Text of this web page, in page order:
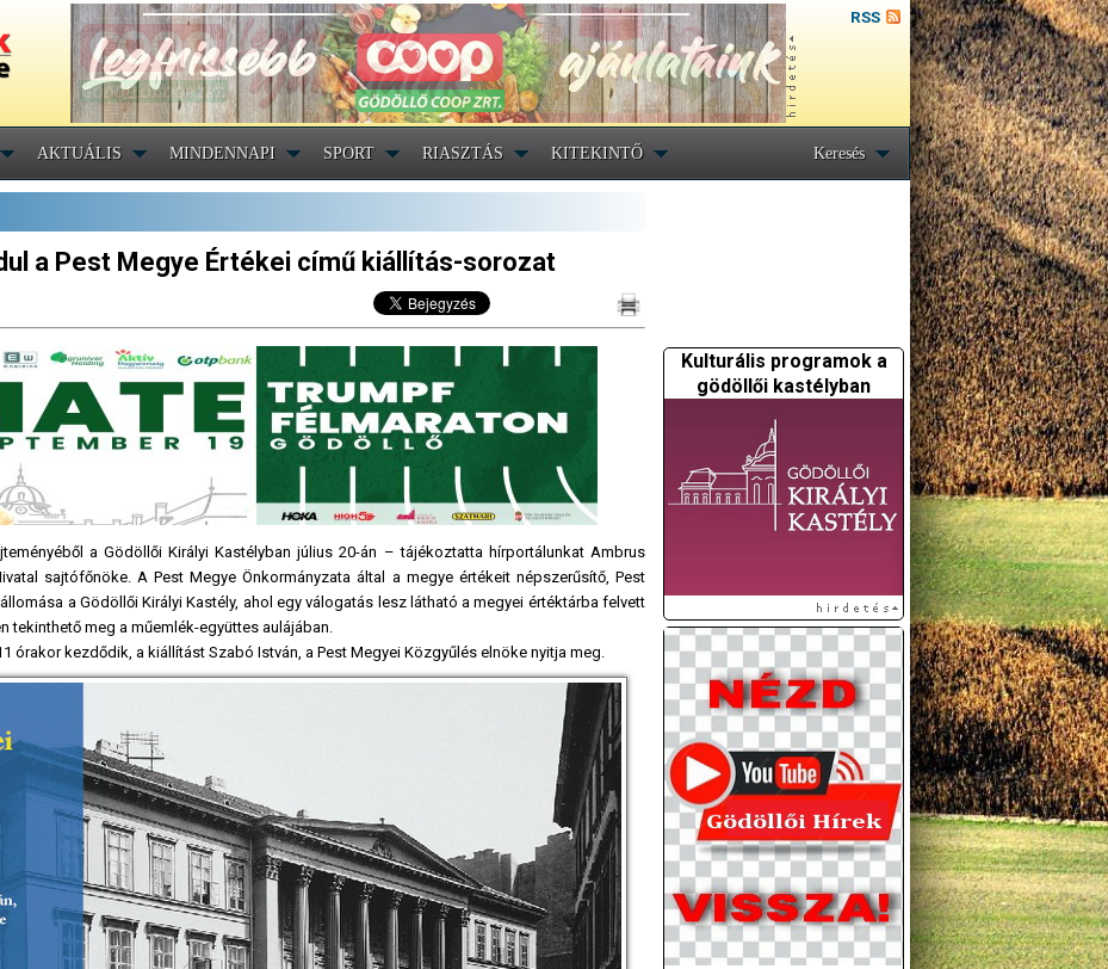
RSS
AKTUÁLIS MINDENNAPI SPORT RIASZTÁS KITEKINTŐ Keresés
a Pest Megye Értékei című kiállítás-sorozat
a Gödöllői Királyi Kastélyban július 20-án – tájékoztatta hírportálunkat Ambrus
sajtófőnöke. A Pest Megye Önkormányzata által a megye értékeit népszerűsítő, Pest
a Gödöllői Királyi Kastély, ahol egy válogatás lesz látható a megyei értéktárba felvett
tekinthető meg a műemlék-együttes aulájában.
órakor kezdődik, a kiállítást Szabó István, a Pest Megyei Közgyűlés elnöke nyitja meg.
Kulturális programok a
gödöllői kastélyban
A GÖDÖLLŐI ÉS
KÖRNYÉKBELI
KULTURÁLIS- ÉS
SPORTPROGRAMOKAT
KÖZÖSSÉGI
OLDALUNKON TESSZÜK
KÖZZÉ!